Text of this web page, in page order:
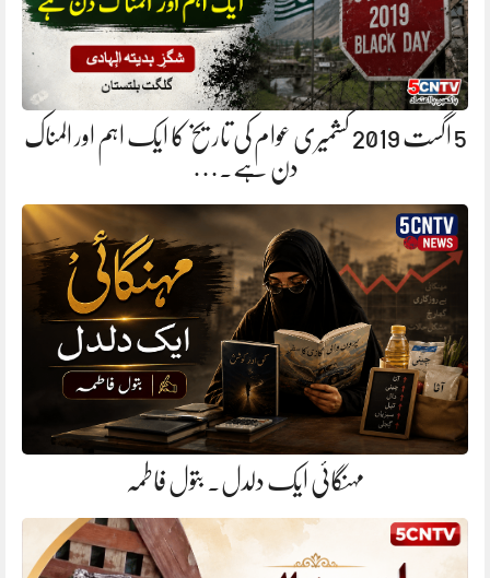
5 اگست 2019 کشمیری عوام کی تاریخ کا ایک اہم اور المناک
دن ہے.…
مہنگائی ایک دلدل. بتول فاطمہ